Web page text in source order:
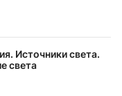
Источники света.
света